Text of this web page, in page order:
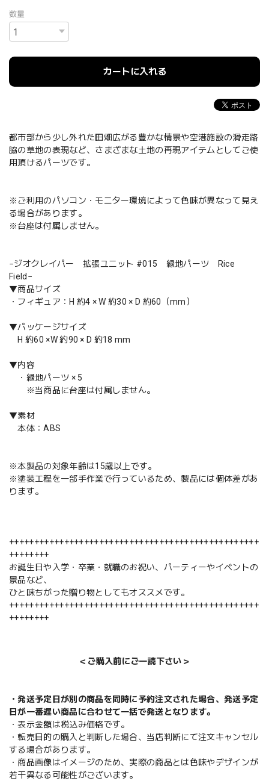
数量
カートに入れる
都市部から少し外れた田畑広がる豊かな情景や空港施設の滑走路
脇の草地の表現など、さまざまな土地の再現アイテムとしてご使
用頂けるパーツです。
※ご利用のパソコン・モニター環境によって色味が異なって見え
る場合があります。
※台座は付属しません。
−ジオクレイパー 拡張ユニット #015 緑地パーツ Rice
Field−
▼商品サイズ
・フィギュア：H 約4 × W 約30 × D 約60（mm）
▼パッケージサイズ
H 約60 ×W 約90 × D 約18 mm
▼内容
・緑地パーツ × 5
※当商品に台座は付属しません。
▼素材
本体：ABS
※本製品の対象年齢は15歳以上です。
※塗装工程を一部手作業で行っているため、製品には個体差があ
ります。
++++++++++++++++++++++++++++++++++++++++++++++++++
++++++++
お誕生日や入学・卒業・就職のお祝い、パーティーやイベントの
景品など、
ひと味ちがった贈り物としてもオススメです。
++++++++++++++++++++++++++++++++++++++++++++++++++
++++++++
＜ご購入前にご一読下さい＞
・発送予定日が別の商品を同時に予約注文された場合、発送予定
日が一番遅い商品に合わせて一括で発送となります。
・表示金額は税込み価格です。
・転売目的の購入と判断した場合、当店判断にて注文キャンセル
する場合があります。
・商品画像はイメージのため、実際の商品とは色味やデザインが
若干異なる可能性がございます。